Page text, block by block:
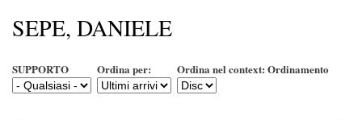
pane
SEPE, DANIELE
SUPPORTO Ordina per: Ordina nel context: Ordinamento